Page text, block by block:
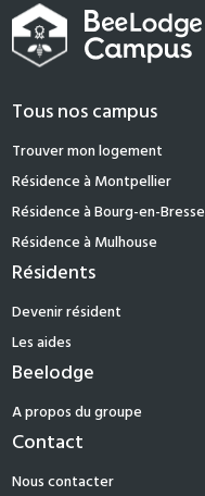
Tous nos campus
Trouver mon logement
Résidence à Montpellier
Résidence à Bourg-en-Bresse
Résidence à Mulhouse
Résidents
Devenir résident
Les aides
Beelodge
A propos du groupe
Contact
Nous contacter